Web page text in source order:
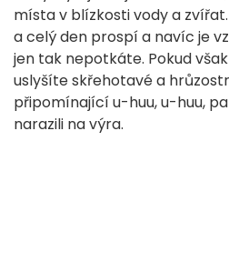
místa v blízkosti vody a
a celý den prospí a navíc je
jen tak nepotkáte. Pokud
uslyšíte skřehotavé a
připomínající u-huu, u-huu,
narazili na výra.